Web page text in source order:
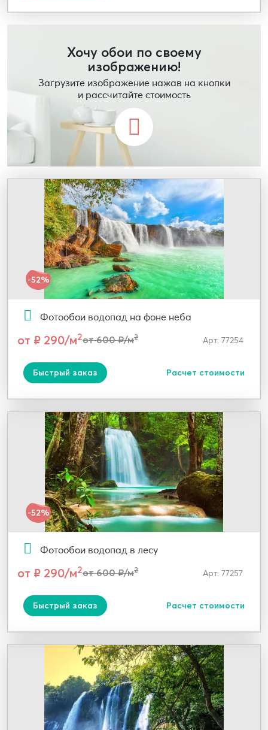
Хочу обои по своему
изображению!
Загрузите изображение нажав на кнопки
и рассчитайте стоимость
-52%
Фотообои водопад на фоне неба
от ₽ 290/м2от 600 ₽/м2 Арт: 77254
Быстрый заказ Расчет стоимости
-52%
Фотообои водопад в лесу
от ₽ 290/м2от 600 ₽/м2 Арт: 77257
Быстрый заказ Расчет стоимости